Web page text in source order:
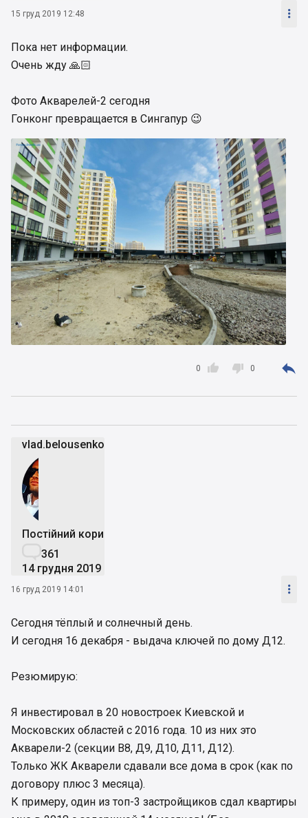
15 груд 2019 12:48 
Пока нет информации.
Очень жду 🙏🏻
Фото Акварелей-2 сегодня
Гонконг превращается в Сингапур 😉

0  0 
vlad.belousenko
Постійний користувач
361
14 грудня 2019
16 груд 2019 14:01 
Сегодня тёплый и солнечный день.
И сегодня 16 декабря - выдача ключей по дому Д12.
Резюмирую:
Я инвестировал в 20 новостроек Киевской и
Московских областей с 2016 года. 10 из них это
Акварели-2 (секции В8, Д9, Д10, Д11, Д12).
Только ЖК Акварели сдавали все дома в срок (как по
договору плюс 3 месяца).
К примеру, один из топ-3 застройщиков сдал квартиры